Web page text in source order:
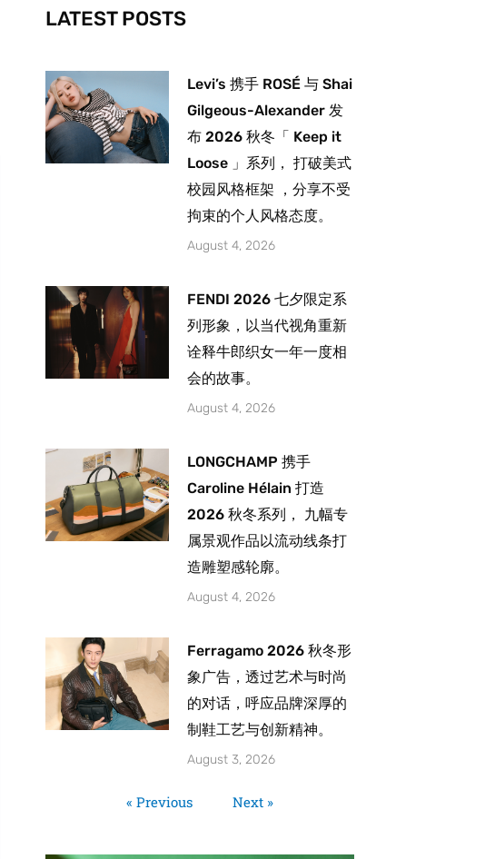
-
f
m
LATEST POSTS
Levi’s 携手 ROSÉ 与 Shai
Gilgeous-Alexander 发
布 2026 秋冬「 Keep it
Loose 」系列， 打破美式
校园风格框架 ，分享不受
拘束的个人风格态度。
August 4, 2026
FENDI 2026 七夕限定系
列形象，以当代视角重新
诠释牛郎织女一年一度相
会的故事。
August 4, 2026
LONGCHAMP 携手
Caroline Hélain 打造
2026 秋冬系列， 九幅专
属景观作品以流动线条打
造雕塑感轮廓。
August 4, 2026
Ferragamo 2026 秋冬形
象广告，透过艺术与时尚
的对话，呼应品牌深厚的
制鞋工艺与创新精神。
August 3, 2026
« Previous Next »